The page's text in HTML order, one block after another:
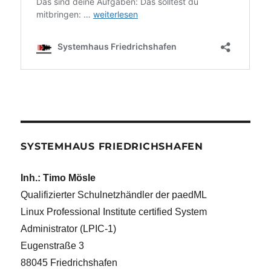
SYSTEMHAUS FRIEDRICHSHAFEN
Inh.: Timo Mösle
Qualifizierter Schulnetzhändler der paedML
Linux Professional Institute certified System
Administrator (LPIC-1)
Eugenstraße 3
88045 Friedrichshafen